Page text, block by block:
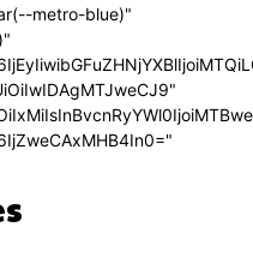
metro-blue)"